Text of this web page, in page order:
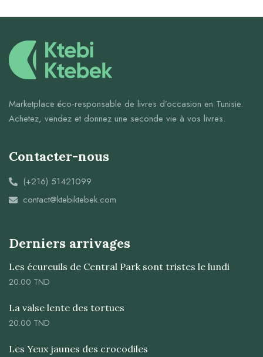
Marketplace éco-responsable de livres d’occasion en Tunisie.
Achetez, vendez et donnez une seconde vie à vos livres.
Contacter-nous
(+216) 51421099
contact@ktebiktebek.com
Derniers arrivages
Les écureuils de Central Park sont tristes le lundi
20.00 TND
La valse lente des tortues
20.00 TND
Les Yeux jaunes des crocodiles